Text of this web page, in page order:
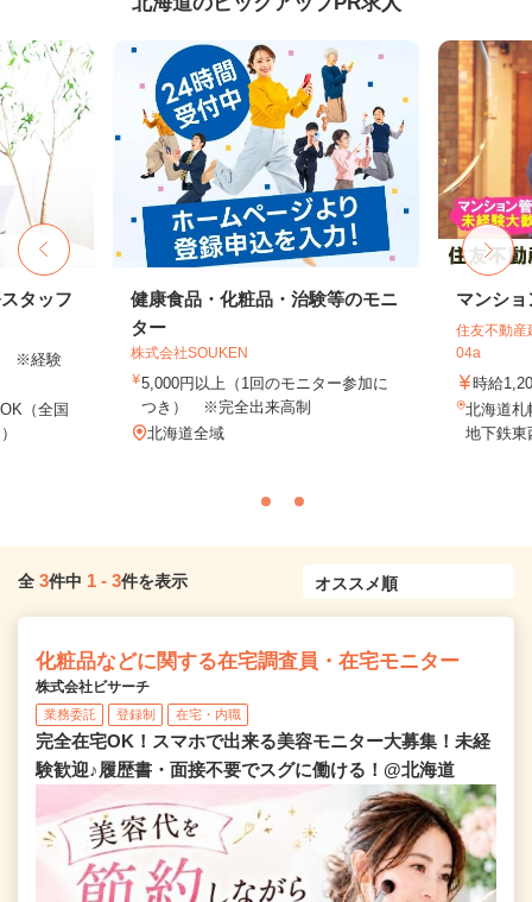
タッフ
※経験
（全国
健康食品・化粧品・治験等のモニ
ター
株式会社SOUKEN
5,000円以上（1回のモニター参加に
つき） ※完全出来高制
北海道全域
マンシ
住友不動産
04a
時給
北海道札
地下鉄東
全 3件中 1 - 3件を表示
化粧品などに関する在宅調査員・在宅モニター
株式会社ビサーチ
業務委託 登録制 在宅・内職
完全在宅OK！スマホで出来る美容モニター大募集！未経
験歓迎♪履歴書・面接不要でスグに働ける！@北海道